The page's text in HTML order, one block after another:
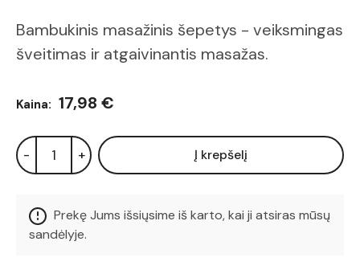
Bambukinis masažinis šepetys - veiksmingas
šveitimas ir atgaivinantis masažas.
Kaina: 17,98 €
- + Į krepšelį
Prekę Jums išsiųsime iš karto, kai ji atsiras mūsų
sandėlyje.